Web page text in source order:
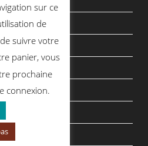
Tutos
sur ce
de
suivre votre
panier, vous
prochaine
connexion.